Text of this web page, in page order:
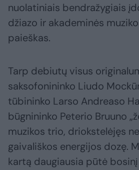
nuolatiniais bendražygiais
džiazo ir akademinės
paieškas.
Tarp debiutų visus
saksofonininko Liudo
tūbininko Larso Andreaso
būgnininko Peterio Bruuno
muzikos trio, driokstelėjęs
gaivališkos energijos dozę.
kartą daugiausia pūtė